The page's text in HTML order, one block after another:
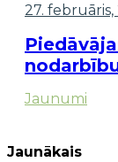
27. februāris,
Jaunumi
Jaunākais